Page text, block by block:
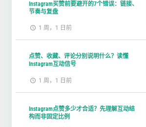
Instagram买赞前要避开的7个错误：链接、
节奏与复盘
1 周，1 日前
点赞、收藏、评论分别说明什么？读懂
Instagram互动信号
1 周，1 日前
Instagram点赞多少才合适？先理解互动结
构而非固定比例